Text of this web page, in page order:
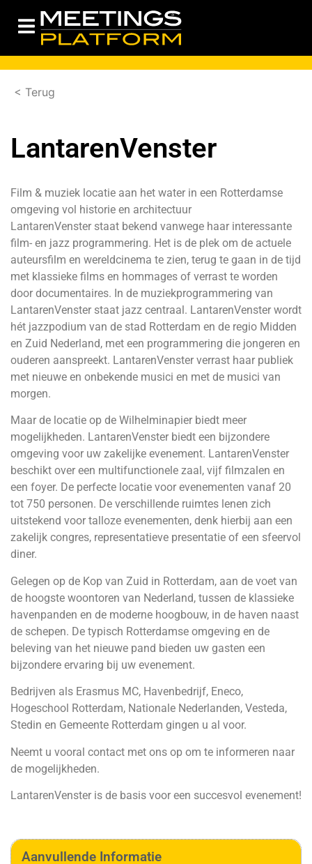
< Terug
LantarenVenster
Film & muziek locatie aan het water in een Rotterdamse
omgeving vol historie en architectuur
LantarenVenster staat bekend vanwege haar interessante
film- en jazz programmering. Het is de plek om de actuele
auteursfilm en wereldcinema te zien, terug te gaan in de tijd
met klassieke films en hommages of verrast te worden
door documentaires. In de muziekprogrammering van
LantarenVenster staat jazz centraal. LantarenVenster wordt
hét jazzpodium van de stad Rotterdam en de regio Midden
en Zuid Nederland, met een programmering die jongeren en
ouderen aanspreekt. LantarenVenster verrast haar publiek
met nieuwe en onbekende musici en met de musici van
morgen.
Maar de locatie op de Wilhelminapier biedt meer
mogelijkheden. LantarenVenster biedt een bijzondere
omgeving voor uw zakelijke evenement. LantarenVenster
beschikt over een multifunctionele zaal, vijf filmzalen en
een foyer. De perfecte locatie voor evenementen vanaf 20
tot 750 personen. De verschillende ruimtes lenen zich
uitstekend voor talloze evenementen, denk hierbij aan een
zakelijk congres, representatieve presentatie of een sfeervol
diner.
Gelegen op de Kop van Zuid in Rotterdam, aan de voet van
de hoogste woontoren van Nederland, tussen de klassieke
havenpanden en de moderne hoogbouw, in de haven naast
de schepen. De typisch Rotterdamse omgeving en de
beleving van het nieuwe pand bieden uw gasten een
bijzondere ervaring bij uw evenement.
Bedrijven als Erasmus MC, Havenbedrijf, Eneco,
Hogeschool Rotterdam, Nationale Nederlanden, Vesteda,
Stedin en Gemeente Rotterdam gingen u al voor.
Neemt u vooral contact met ons op om te informeren naar
de mogelijkheden.
LantarenVenster is de basis voor een succesvol evenement!
Aanvullende Informatie